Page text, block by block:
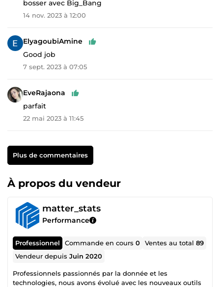
bosser avec Big_Bang
14 nov. 2023 à 12:00
ElyagoubiAmine
Good job
7 sept. 2023 à 07:05
EveRajaona
parfait
22 mai 2023 à 11:45
Plus de commentaires
À propos du vendeur
matter_stats
Performance
Professionnel Commande en cours0 Ventes au total89
Vendeur depuisJuin 2020
Professionnels passionnés par la donnée et les
technologies, nous avons évolué avec les nouveaux outils